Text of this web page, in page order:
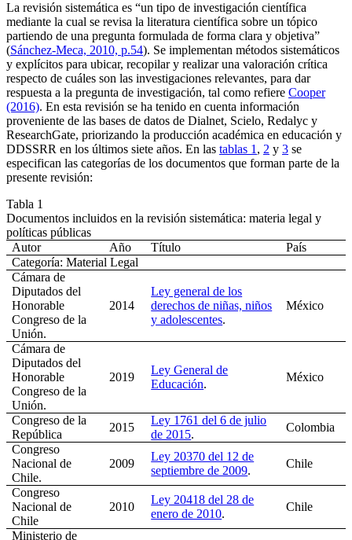
La revisión sistemática es “un tipo de investigación científica
mediante la cual se revisa la literatura científica sobre un tópico
partiendo de una pregunta formulada de forma clara y objetiva”
(Sánchez-Meca, 2010, p.54). Se implementan métodos sistemáticos
y explícitos para ubicar, recopilar y realizar una valoración crítica
respecto de cuáles son las investigaciones relevantes, para dar
respuesta a la pregunta de investigación, tal como refiere Cooper
(2016). En esta revisión se ha tenido en cuenta información
proveniente de las bases de datos de Dialnet, Scielo, Redalyc y
ResearchGate, priorizando la producción académica en educación y
DDSSRR en los últimos siete años. En las tablas 1 , 2 y 3 se
especifican las categorías de los documentos que forman parte de la
presente revisión:
Tabla 1
Documentos incluidos en la revisión sistemática: materia legal y
políticas públicas
Autor
Año Título
País
Categoría: Material Legal
Cámara de
Diputados del
Honorable
Congreso de la
Unión.
2014
Ley general de los
derechos de niñas, niños
y adolescentes.
México
Cámara de
Diputados del
Honorable
Congreso de la
Unión.
2019
Ley General de
Educación.
México
Congreso de la
República
2015
Ley 1761 del 6 de julio
de 2015.
Colombia
Congreso
Nacional de
Chile.
2009
Ley 20370 del 12 de
septiembre de 2009.
Chile
Congreso
Nacional de
Chile
2010
Ley 20418 del 28 de
enero de 2010.
Chile
Ministerio de